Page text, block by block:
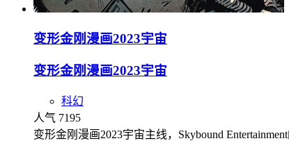
变形金刚漫画2023宇宙
变形金刚漫画2023宇宙
科幻
人气 7195
变形金刚漫画2023宇宙主线，Skybound